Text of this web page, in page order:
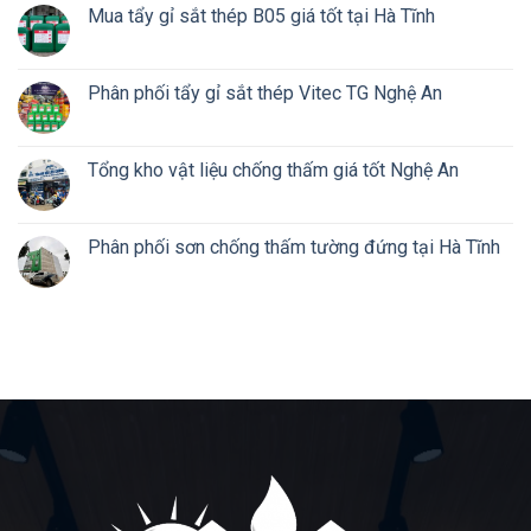
Mua tẩy gỉ sắt thép B05 giá tốt tại Hà Tĩnh
Phân phối tẩy gỉ sắt thép Vitec TG Nghệ An
Tổng kho vật liệu chống thấm giá tốt Nghệ An
Phân phối sơn chống thấm tường đứng tại Hà Tĩnh